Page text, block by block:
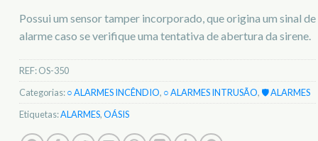
Possui um sensor tamper incorporado, que origina um sinal de
alarme caso se verifique uma tentativa de abertura da sirene.
REF:OS-350
Categorias:○ ALARMES INCÊNDIO, ○ ALARMES INTRUSÃO, 🛡️ ALARMES
Etiquetas:ALARMES,OÁSIS